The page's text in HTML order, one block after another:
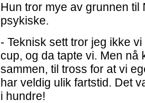
Hun tror mye av grunnen til
psykiske.
- Teknisk sett tror jeg ikke
cup, og da tapte vi. Men nå
sammen, til tross for at vi
har veldig ulik fartstid. Det
i hundre!